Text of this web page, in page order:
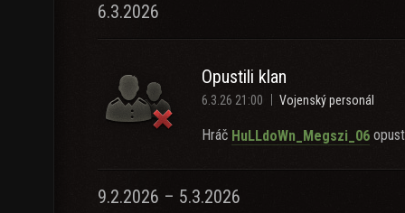
6.3.2026
Opustili klan
6.3.26 21:00 Vojenský personál
Hráč HuLLdoWn_Megszi_06
9.2.2026 – 5.3.2026